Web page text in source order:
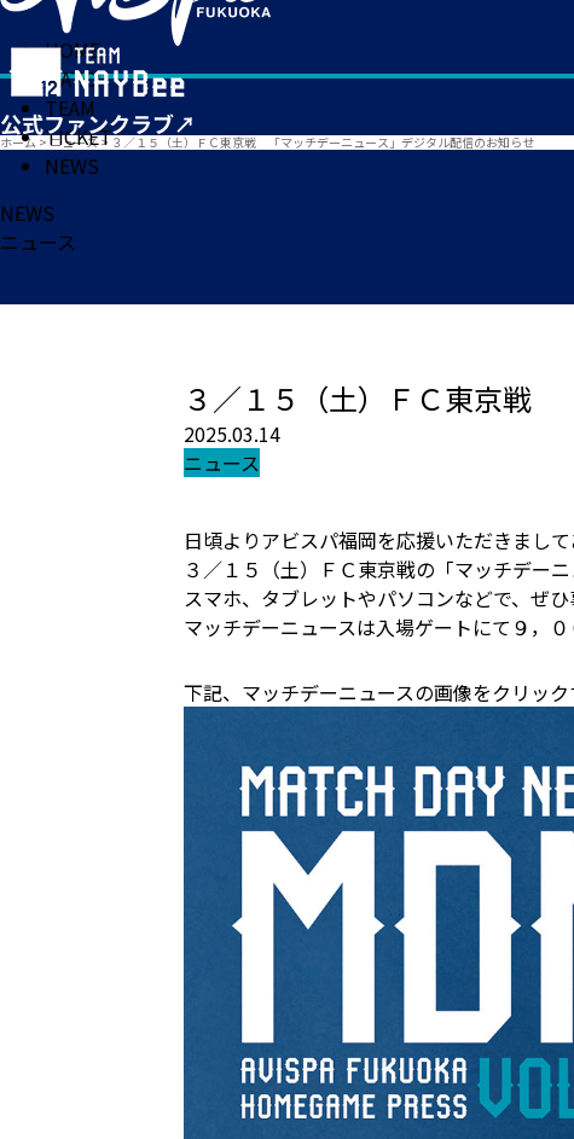
HOME
MATCH
TEAM
TICKET
NEWS
ホーム > ニュース> ３／１５（土）ＦＣ東京戦 「マッチデーニュース」デジタル配信のお知らせ
NEWS
ニュース
３／１５（土）ＦＣ東京戦
2025.03.14
ニュース
日頃よりアビスパ福岡を応援いただきまして
３／１５（土）ＦＣ東京戦の「マッチデー
スマホ、タブレットやパソコンなどで、ぜ
マッチデーニュースは入場ゲートにて９，０
下記、マッチデーニュースの画像をクリック